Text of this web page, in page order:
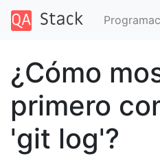
¿Cómo
primero
'git log'?